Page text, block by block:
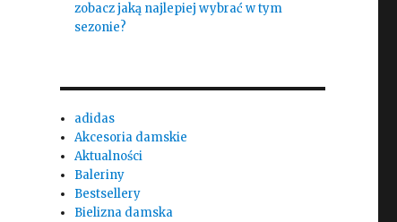
zobacz jaką najlepiej wybrać w tym
sezonie?
adidas
Akcesoria damskie
Aktualności
Baleriny
Bestsellery
Bielizna damska